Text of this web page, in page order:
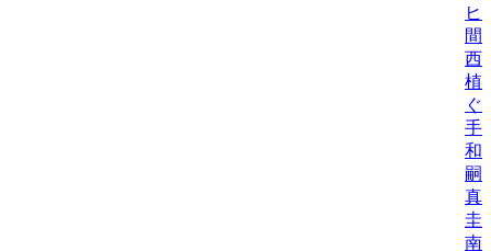
ヒ
間
西
植
ぐ
手
和/
嗣/
真/
圭
南